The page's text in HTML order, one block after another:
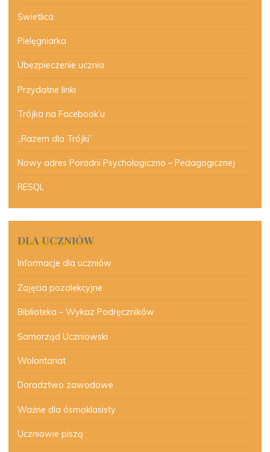
Świetlica
Pielęgniarka
Ubezpieczenie ucznia
Przydatne linki
Trójka na Facebook’u
„Razem dla Trójki”
Nowy adres Poradni Psychologiczno – Pedagogicznej
RESQL
DLA UCZNIÓW
Informacje dla uczniów
Zajęcia pozalekcyjne
Biblioteka – Wykaz Podręczników
Samorząd Uczniowski
Wolontariat
Doradztwo zawodowe
Ważne dla ósmoklasisty
Uczniowie piszą